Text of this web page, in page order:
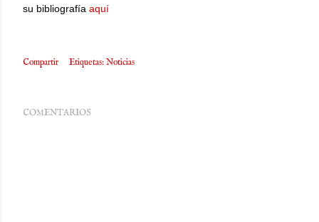
su bibliografía aquí
Compartir Etiquetas: Noticias
COMENTARIOS